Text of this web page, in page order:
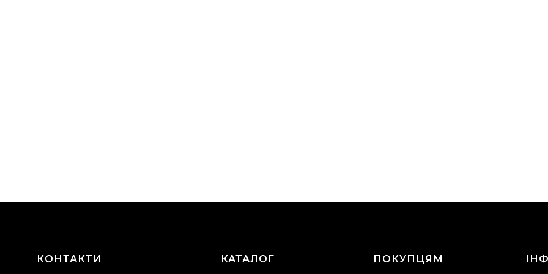
КОНТАКТИ КАТАЛОГ ПОКУПЦЯМ